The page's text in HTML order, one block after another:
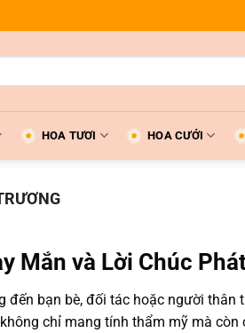
HOA TƯƠI HOA CƯỚI
Mắn và Lời Chúc
bạn bè, đối tác hoặc người
không chỉ mang tính thẩm mỹ mà